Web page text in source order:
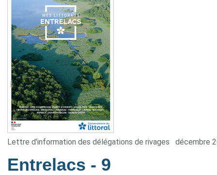
Lettre d'information des délégations de rivages décembre
Entrelacs - 9